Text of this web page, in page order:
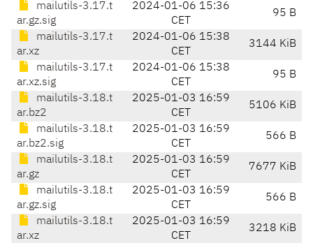
mailutils-3.17.t
ar.gz.sig
2024-01-06 15:36
CET
95 B
mailutils-3.17.t
ar.xz
2024-01-06 15:38
CET
3144 KiB
mailutils-3.17.t
ar.xz.sig
2024-01-06 15:38
CET
95 B
mailutils-3.18.t
ar.bz2
2025-01-03 16:59
CET
5106 KiB
mailutils-3.18.t
ar.bz2.sig
2025-01-03 16:59
CET
566 B
mailutils-3.18.t
ar.gz
2025-01-03 16:59
CET
7677 KiB
mailutils-3.18.t
ar.gz.sig
2025-01-03 16:59
CET
566 B
mailutils-3.18.t
ar.xz
2025-01-03 16:59
CET
3218 KiB